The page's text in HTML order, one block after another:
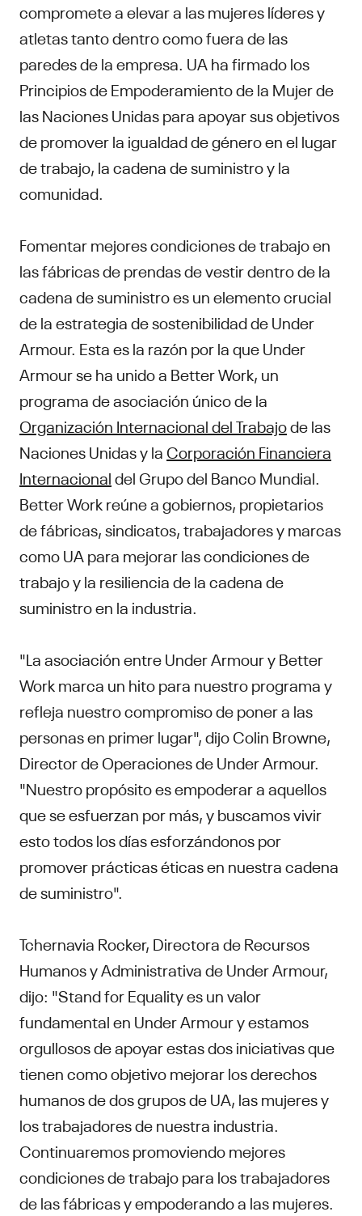
compromete a elevar a las mujeres líderes y
atletas tanto dentro como fuera de las
paredes de la empresa. UA ha firmado los
Principios de Empoderamiento de la Mujer de
las Naciones Unidas para apoyar sus objetivos
de promover la igualdad de género en el lugar
de trabajo, la cadena de suministro y la
comunidad.
Fomentar mejores condiciones de trabajo en
las fábricas de prendas de vestir dentro de la
cadena de suministro es un elemento crucial
de la estrategia de sostenibilidad de Under
Armour. Esta es la razón por la que Under
Armour se ha unido a Better Work, un
programa de asociación único de la
Organización Internacional del Trabajode las
Naciones Unidas y la Corporación Financiera
Internacionaldel Grupo del Banco Mundial.
Better Work reúne a gobiernos, propietarios
de fábricas, sindicatos, trabajadores y marcas
como UA para mejorar las condiciones de
trabajo y la resiliencia de la cadena de
suministro en la industria.
"La asociación entre Under Armour y Better
Work marca un hito para nuestro programa y
refleja nuestro compromiso de poner a las
personas en primer lugar", dijo Colin Browne,
Director de Operaciones de Under Armour.
"Nuestro propósito es empoderar a aquellos
que se esfuerzan por más, y buscamos vivir
esto todos los días esforzándonos por
promover prácticas éticas en nuestra cadena
de suministro".
Tchernavia Rocker, Directora de Recursos
Humanos y Administrativa de Under Armour,
dijo: "Stand for Equality es un valor
fundamental en Under Armour y estamos
orgullosos de apoyar estas dos iniciativas que
tienen como objetivo mejorar los derechos
humanos de dos grupos de UA, las mujeres y
los trabajadores de nuestra industria.
Continuaremos promoviendo mejores
condiciones de trabajo para los trabajadores
de las fábricas y empoderando a las mujeres.